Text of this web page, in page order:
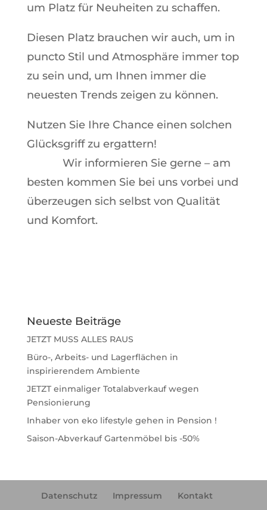
um Platz für Neuheiten zu schaffen.
Diesen Platz brauchen wir auch, um in
puncto Stil und Atmosphäre immer top
zu sein und, um Ihnen immer die
neuesten Trends zeigen zu können.
Nutzen Sie Ihre Chance einen solchen
Glücksgriff zu ergattern!
Wir informieren Sie gerne – am
besten kommen Sie bei uns vorbei und
überzeugen sich selbst von Qualität
und Komfort.
Neueste Beiträge
JETZT MUSS ALLES RAUS
Büro-, Arbeits- und Lagerflächen in
inspirierendem Ambiente
JETZT einmaliger Totalabverkauf wegen
Pensionierung
Inhaber von eko lifestyle gehen in Pension !
Saison-Abverkauf Gartenmöbel bis -50%
Datenschutz Impressum Kontakt